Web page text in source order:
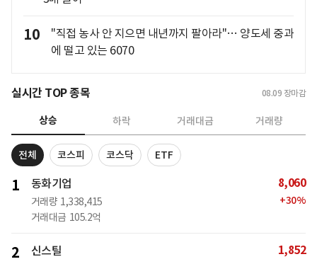
10
"직접 농사 안 지으면 내년까지 팔아라"… 양도세 중과
에 떨고 있는 6070
실시간 TOP 종목 08.09 장마감
상승 하락 거래대금 거래량
전체 코스피 코스닥 ETF
1 동화기업
거래량 1,338,415
거래대금 105.2억
8,060
+30%
2 신스틸 1,852